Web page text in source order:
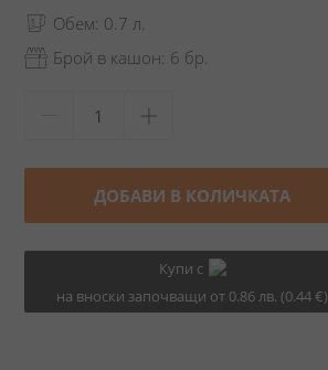
Обем: 0.7 л.
Брой в кашон: 6 бр.
ДОБАВИ В КОЛИЧКАТА
Купи с
на вноски започващи от 0.86 лв. (0.44 €)